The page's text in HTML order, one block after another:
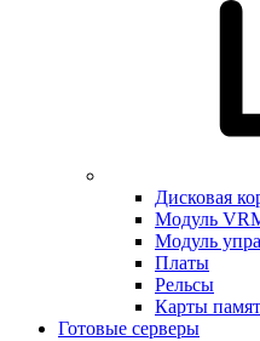
Дисковая
Модуль
Модуль
Платы
Рельсы
Карты
Готовые серверы